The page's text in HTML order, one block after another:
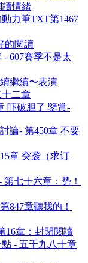
讀情緒
力筆TXT第1467
的閱讀
- 607賽季不是太
繼續〜表演
二章
吓破胆了 鑒賞-
論- 第450章 不要
章 突袭（求订
七十六章：势！
847章聽我的！
16章：封閉閱讀
- 五千九八十章